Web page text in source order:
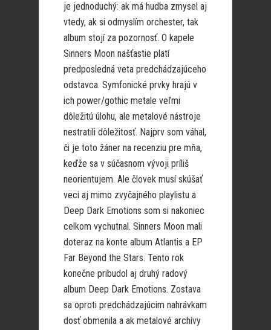
je jednoduchý: ak má hudba zmysel aj
vtedy, ak si odmyslím orchester, tak
album stojí za pozornosť. O kapele
Sinners Moon našťastie platí
predposledná veta predchádzajúceho
odstavca. Symfonické prvky hrajú v
ich power/gothic metale veľmi
dôležitú úlohu, ale metalové nástroje
nestratili dôležitosť. Najprv som váhal,
či je toto žáner na recenziu pre mňa,
keďže sa v súčasnom vývoji príliš
neorientujem. Ale človek musí skúšať
veci aj mimo zvyčajného playlistu a
Deep Dark Emotions som si nakoniec
celkom vychutnal. Sinners Moon mali
doteraz na konte album Atlantis a EP
Far Beyond the Stars. Tento rok
konečne pribudol aj druhý radový
album Deep Dark Emotions. Zostava
sa oproti predchádzajúcim nahrávkam
dosť obmenila a ak metalové archívy